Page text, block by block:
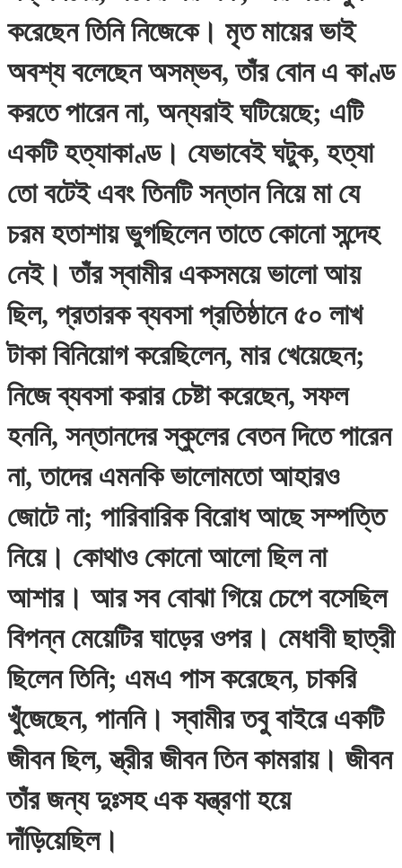
করেছেন তিনি নিজেকে। মৃত মায়ের ভাই
অবশ্য বলেছেন অসম্ভব, তাঁর বোন এ কাণ্ড
করতে পারেন না, অন্যরাই ঘটিয়েছে; এটি
একটি হত্যাকাণ্ড। যেভাবেই ঘটুক, হত্যা
তো বটেই এবং তিনটি সন্তান নিয়ে মা যে
চরম হতাশায় ভুগছিলেন তাতে কোনো সন্দেহ
নেই। তাঁর স্বামীর একসময়ে ভালো আয়
ছিল, প্রতারক ব্যবসা প্রতিষ্ঠানে ৫০ লাখ
টাকা বিনিয়োগ করেছিলেন, মার খেয়েছেন;
নিজে ব্যবসা করার চেষ্টা করেছেন, সফল
হননি, সন্তানদের স্কুলের বেতন দিতে পারেন
না, তাদের এমনকি ভালোমতো আহারও
জোটে না; পারিবারিক বিরোধ আছে সম্পত্তি
নিয়ে। কোথাও কোনো আলো ছিল না
আশার। আর সব বোঝা গিয়ে চেপে বসেছিল
বিপন্ন মেয়েটির ঘাড়ের ওপর। মেধাবী ছাত্রী
ছিলেন তিনি; এমএ পাস করেছেন, চাকরি
খুঁজেছেন, পাননি। স্বামীর তবু বাইরে একটি
জীবন ছিল, স্ত্রীর জীবন তিন কামরায়। জীবন
তাঁর জন্য দুঃসহ এক যন্ত্রণা হয়ে
দাঁড়িয়েছিল।